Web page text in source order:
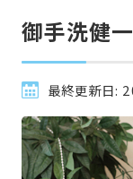
御手洗健
最終更新日: